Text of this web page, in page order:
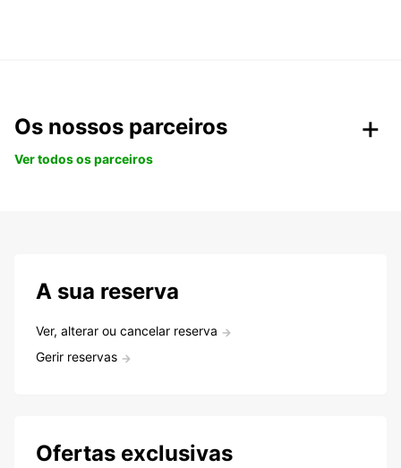
Os nossos parceiros
Ver todos os parceiros
A sua reserva
Ver, alterar ou cancelar reserva
Gerir reservas
Ofertas exclusivas